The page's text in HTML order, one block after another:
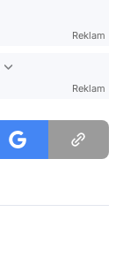
Reklam
Reklam